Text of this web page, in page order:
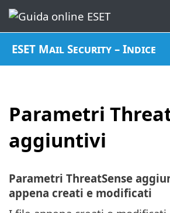
ESET Mail Security – Indice
Parametri
aggiuntivi
Parametri ThreatSense
appena creati e modificati